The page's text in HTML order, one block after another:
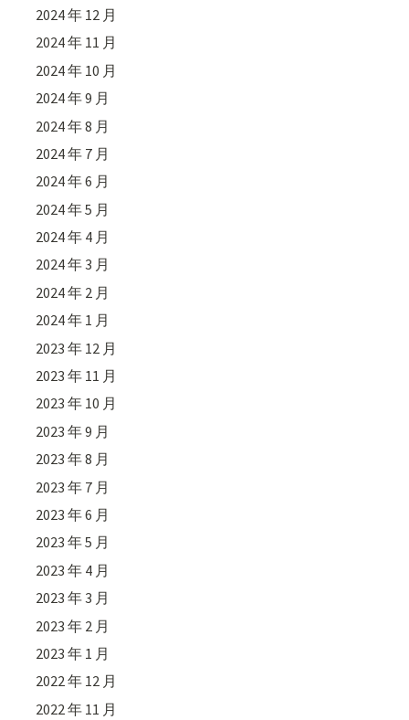
2024 年 12 月
2024 年 11 月
2024 年 10 月
2024 年 9 月
2024 年 8 月
2024 年 7 月
2024 年 6 月
2024 年 5 月
2024 年 4 月
2024 年 3 月
2024 年 2 月
2024 年 1 月
2023 年 12 月
2023 年 11 月
2023 年 10 月
2023 年 9 月
2023 年 8 月
2023 年 7 月
2023 年 6 月
2023 年 5 月
2023 年 4 月
2023 年 3 月
2023 年 2 月
2023 年 1 月
2022 年 12 月
2022 年 11 月